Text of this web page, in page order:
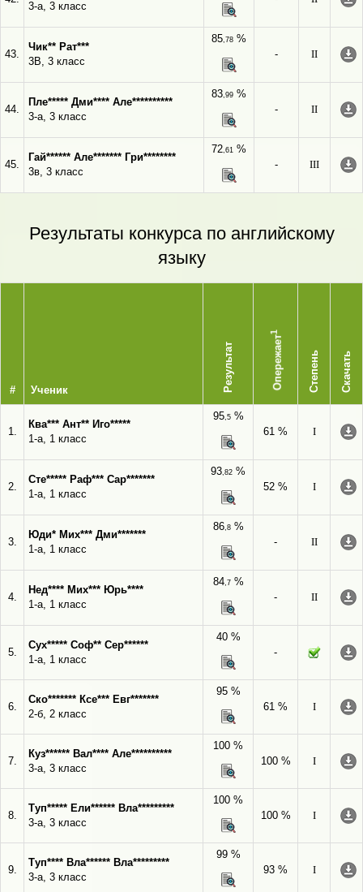
3-а, 3 класс
43.
Чик** Рат***
3В, 3 класс
85,78 %
-
II
44.
Пле***** Дми**** Але**********
3-а, 3 класс
83,99 %
-
II
45.
Гай****** Але******* Гри********
3в, 3 класс
72,61 %
-
III
Результаты конкурса по английскому
языку
# Ученик Результат Опережает
1
Степень Скачать
1.
Ква*** Ант** Иго*****
1-а, 1 класс
95,5%
61 %
I
2.
Сте***** Раф*** Сар*******
1-а, 1 класс
93,82 %
52 %
I
3.
Юди* Мих*** Дми*******
1-а, 1 класс
86,8%
-
II
4.
Нед**** Мих*** Юрь****
1-а, 1 класс
84,7%
-
II
5.
Сух***** Соф** Сер******
1-а, 1 класс
40 %
-
6.
Ско******* Ксе*** Евг*******
2-б, 2 класс
95 %
61 %
I
7.
Куз****** Вал**** Але**********
3-а, 3 класс
100 %
100 %
I
8.
Туп***** Ели****** Вла*********
3-а, 3 класс
100 %
100 %
I
9.
Туп**** Вла****** Вла*********
3-а, 3 класс
99 %
93 %
I